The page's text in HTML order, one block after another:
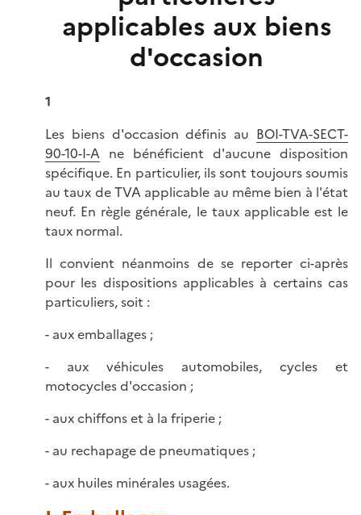
applicables aux biens
d'occasion
1
Les biens d'occasion définis au BOI-TVA-SECT-
90-10-I-A ne bénéficient d'aucune disposition
spécifique. En particulier, ils sont toujours soumis
au taux de TVA applicable au même bien à l'état
neuf. En règle générale, le taux applicable est le
taux normal.
Il convient néanmoins de se reporter ci-après
pour les dispositions applicables à certains cas
particuliers, soit :
- aux emballages ;
- aux véhicules automobiles, cycles et
motocycles d'occasion ;
- aux chiffons et à la friperie ;
- au rechapage de pneumatiques ;
- aux huiles minérales usagées.